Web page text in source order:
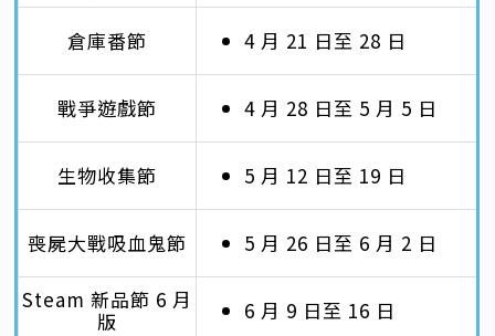
倉庫番節 4 月 21 日至 28 日
戰爭遊戲節 4 月 28 日至 5 月 5 日
生物收集節 5 月 12 日至 19 日
喪屍大戰吸血鬼節 5 月 26 日至 6 月 2 日
Steam 新品節 6 月
版
6 月 9 日至 16 日